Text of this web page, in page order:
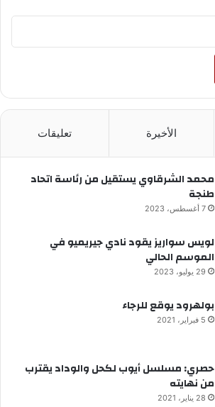
الأخيرة تعليقات
محمد الشرقاوي يستقيل من رئاسة اتحاد
طنجة
7 أغسطس، 2023
لويس سواريز يقود نادي جيريميو في
الموسم الحالي
29 يوليو، 2023
بولهرود يوقع للرجاء
5 فبراير، 2021
حصري: مسلسل أيوب لكحل والوداد يقترب
من نهايته
28 يناير، 2021